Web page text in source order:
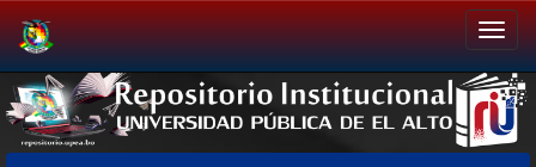
Salir
de
la
navegación